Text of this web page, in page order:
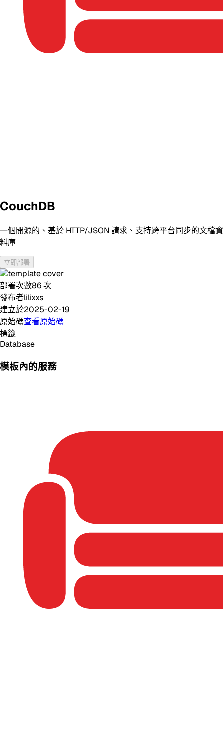
CouchDB
一個開源的、基於 HTTP/JSON 請求、支持跨平台同步的文檔資
料庫
立即部署
部署次數86次
發布者lilixxs
建立於2025-02-19
原始碼查看原始碼
標籤
Database
模板內的服務